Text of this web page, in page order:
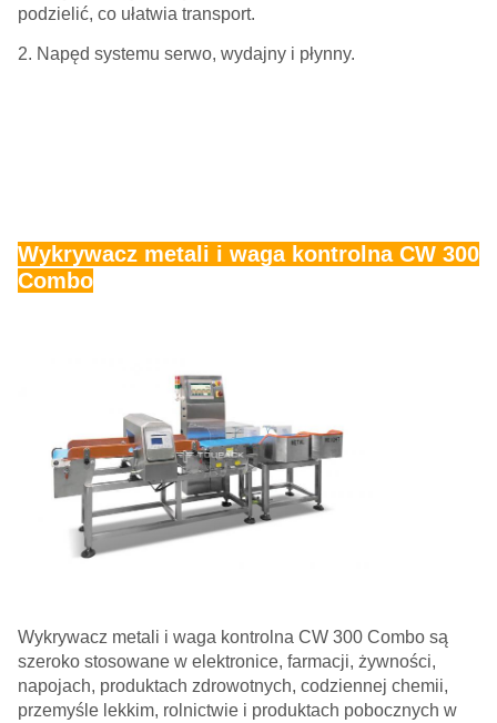
podzielić, co ułatwia transport.
2. Napęd systemu serwo, wydajny i płynny.
Wykrywacz metali i waga kontrolna CW 300
Combo
Wykrywacz metali i waga kontrolna CW 300 Combo są
szeroko stosowane w elektronice, farmacji, żywności,
napojach, produktach zdrowotnych, codziennej chemii,
przemyśle lekkim, rolnictwie i produktach pobocznych w